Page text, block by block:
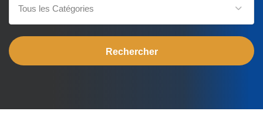
Tous les Catégories